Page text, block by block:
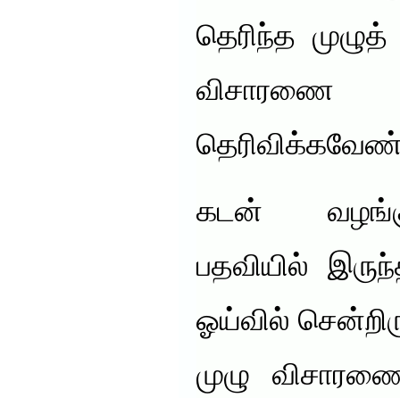
தெரிந்த
விசாரணை
கடன்
பதவியில்
ஓய்வில்
முழு